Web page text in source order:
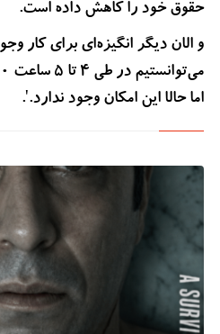
حقوق خود را کاهش داده است.
و الان دیگر انگیزه‌ای برای کار
اما حالا این امکان وجود ندارد.'.